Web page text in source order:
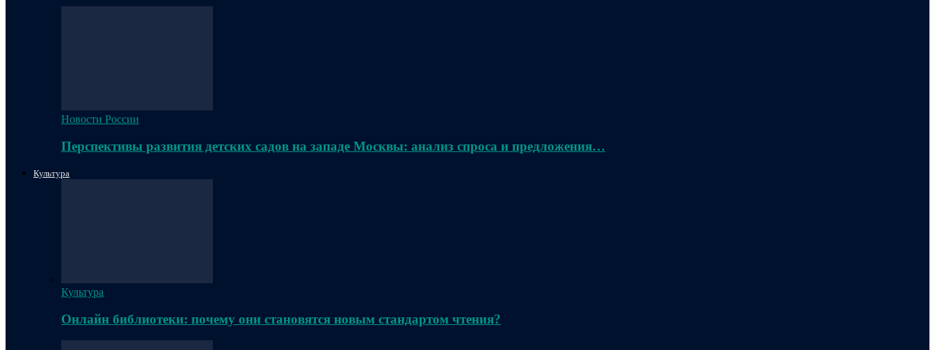
Новости России
Перспективы развития детских садов на западе Москвы: анализ спроса и предложения…
Культура
Культура
Онлайн библиотеки: почему они становятся новым стандартом чтения?